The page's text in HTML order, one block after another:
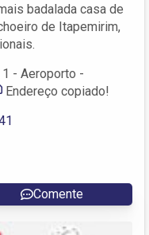
badalada casa de
de Itapemirim,
- Aeroporto -
Endereço copiado!
Comente